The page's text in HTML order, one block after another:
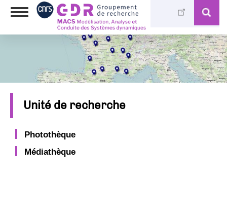
Aller
Toggle
Unité de recherche
Photothèque
Médiathèque